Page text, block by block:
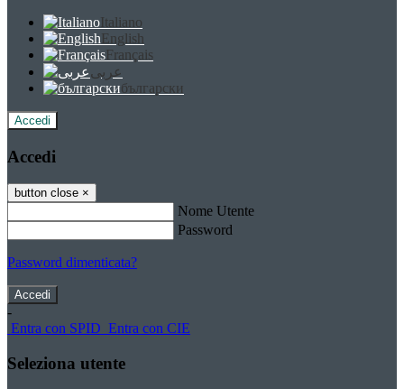
Italiano
English
Français
عربى
български
Accedi
Accedi
button close ×
Nome Utente
Password
Password dimenticata?
-
Entra con SPID Entra con CIE
Seleziona utente